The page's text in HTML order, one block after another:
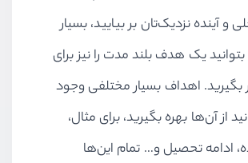
آینده نزدیک‌تان بر بیایید، بسیار
یک هدف بلند مدت را نیز برای
بگیرید. اهداف بسیار مختلفی وجود
از آن‌ها بهره بگیرید، برای مثال،
ادامه تحصیل و… تمام این‌ها